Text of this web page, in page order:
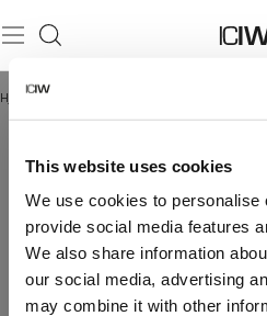
This website uses cookies
We use cookies to personalise
provide social media features
We also share information
our social media, advertising
may combine it with other
Hjem /